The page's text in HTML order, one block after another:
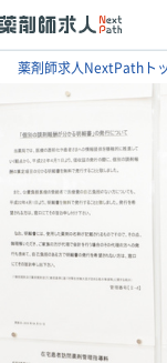
薬剤師求人NextPathト